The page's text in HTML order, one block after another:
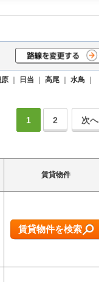
原 ｜ 日当 ｜ 高尾 ｜ 水鳥 ｜
1 2 次へ
賃貸物件
賃貸物件を検索